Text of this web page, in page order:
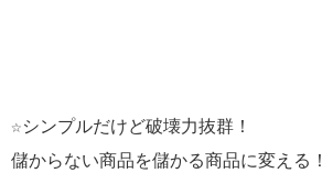
☆シンプルだけど破壊力抜群！
儲からない商品を儲かる商品に変える！